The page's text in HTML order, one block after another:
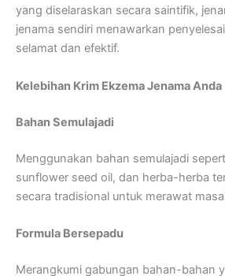
yang diselaraskan secara saintifik,
jenama sendiri menawarkan
selamat dan efektif.
Kelebihan Krim Ekzema Jenama Anda
Bahan Semulajadi
Menggunakan bahan semulajadi
sunflower seed oil, dan herba-herba
secara tradisional untuk merawat
Formula Bersepadu
Merangkumi gabungan bahan-bahan